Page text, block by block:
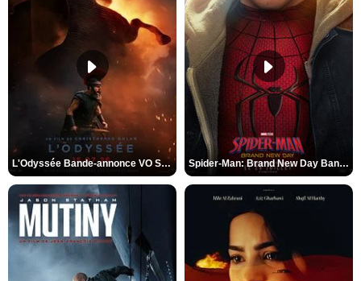
L'Odyssée Bande-annonce VO STFR Spider-Man: Brand New Day Bande-annonce VO STFR